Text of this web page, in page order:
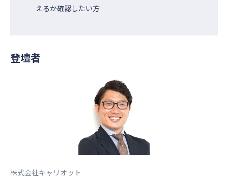
えるか確認したい方
登壇者
株式会社キャリオット